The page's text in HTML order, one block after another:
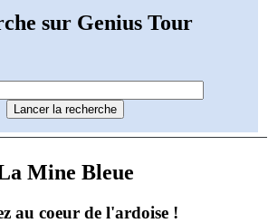
sur Genius Tour
Mine Bleue
au coeur de l'ardoise !